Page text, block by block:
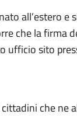
all’estero e
che la firma
ufficio sito
che ne